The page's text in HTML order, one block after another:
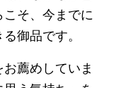
そ、今までに
御品です。
薦めしていま